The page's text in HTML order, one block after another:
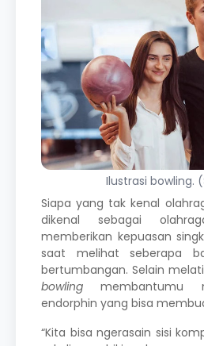
Ilustrasi bowling.
Siapa yang tak kenal
dikenal sebagai
memberikan kepuasan
saat melihat seberapa
bertumbangan. Selain
bowling membantumu
endorphin yang bisa
“Kita bisa ngerasain sisi